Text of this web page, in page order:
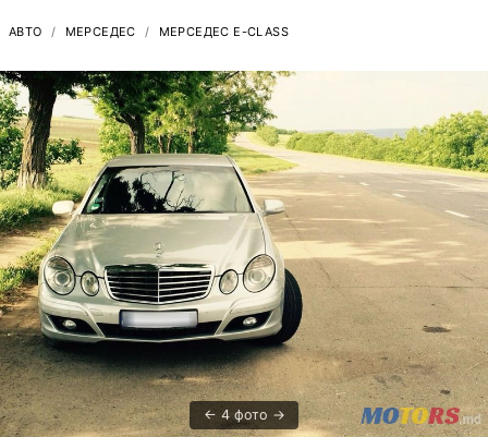
АВТО МЕРСЕДЕС МЕРСЕДЕС E-CLASS
4 фото